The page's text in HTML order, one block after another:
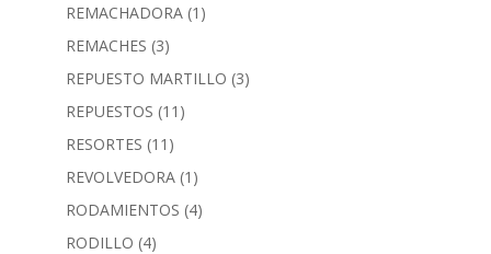
REMACHADORA (1)
REMACHES (3)
REPUESTO MARTILLO (3)
REPUESTOS (11)
RESORTES (11)
REVOLVEDORA (1)
RODAMIENTOS (4)
RODILLO (4)